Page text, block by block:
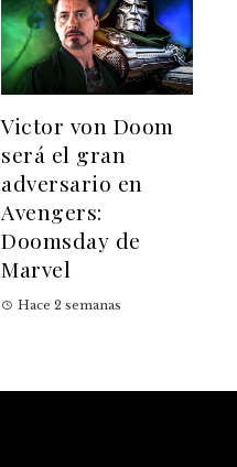
Victor von Doom
será el gran
adversario en
Avengers:
Doomsday de
Marvel
Hace 2 semanas